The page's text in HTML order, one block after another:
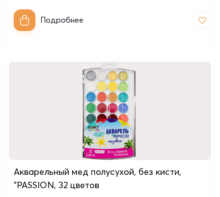
Подробнее
Акварельный мед полусухой, без кисти,
"PASSION, 32 цветов